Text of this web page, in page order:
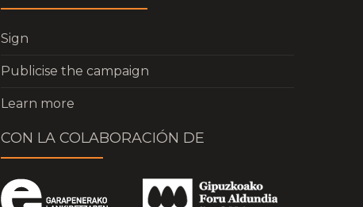
Sign
Publicise the campaign
Learn more
CON LA COLABORACIÓN DE